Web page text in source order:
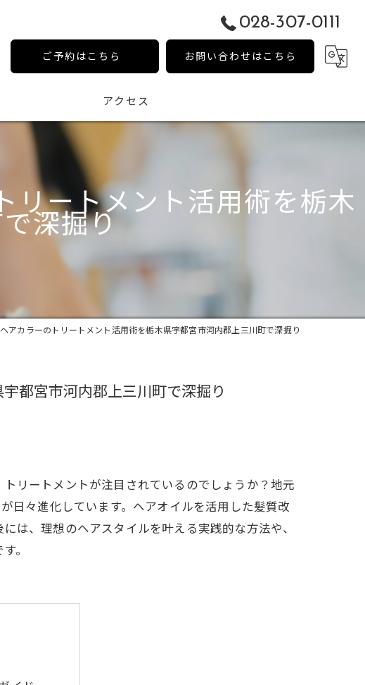
028-307-0111
ご予約はこちら お問い合わせはこちら
アクセス
リートメント活用術を栃木
深掘り
アカラーのトリートメント活用術を栃木県宇都宮市河内郡上三川町で深掘り
都宮市河内郡上三川町で深掘り
リートメントが注目されているのでしょうか？地元
日々進化しています。ヘアオイルを活用した髪質改
は、理想のヘアスタイルを叶える実践的な方法や、
。